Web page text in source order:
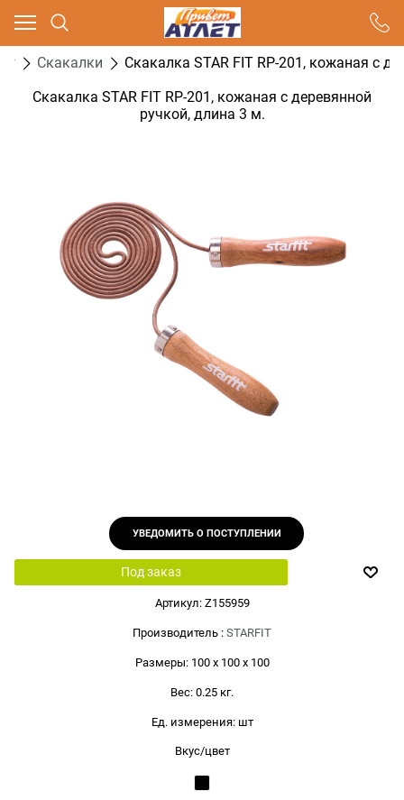
Скакалки
Скакалка STAR FIT RP-201, кожаная с
Скакалка STAR FIT RP-201, кожаная с деревянной
ручкой, длина 3 м.
УВЕДОМИТЬ О ПОСТУПЛЕНИИ
Под заказ
Артикул: Z155959
Производитель : STARFIT
Размеры: 100 x 100 x 100
Вес: 0.25 кг.
Ед. измерения: шт
Вкус/цвет
Ваш город - Москва,
угадали?
ДА НЕТ